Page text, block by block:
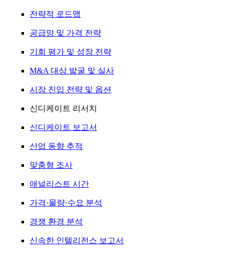
전략적 로드맵
공급망 및 가격 전략
기회 평가 및 성장 전략
M&A 대상 발굴 및 실사
시장 진입 전략 및 옵션
신디케이트 리서치
신디케이트 보고서
산업 동향 추적
맞춤형 조사
애널리스트 시간
가격·물량·수요 분석
경쟁 환경 분석
신속한 인텔리전스 보고서